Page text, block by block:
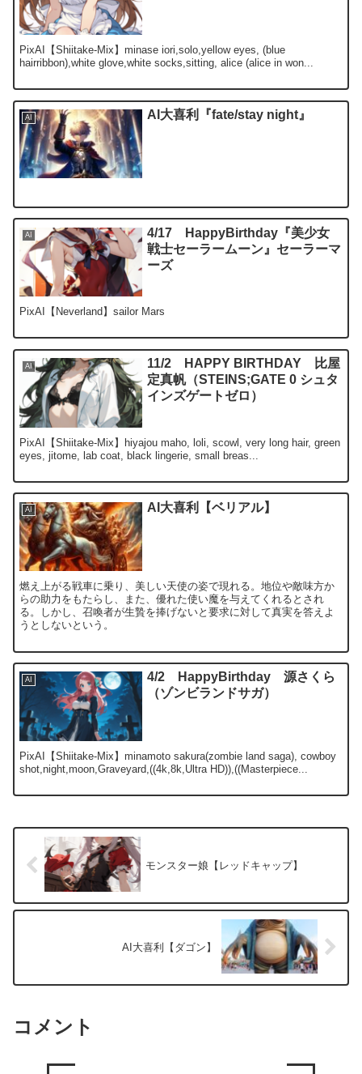
PixAI【Shiitake-Mix】minase iori,solo,yellow eyes, (blue
hairribbon),white glove,white socks,sitting, alice (alice in won...
AI AI大喜利『fate/stay night』
AI
4/17 HappyBirthday『美少女
戦士セーラームーン』セーラーマ
ーズ
PixAI【Neverland】sailor Mars
AI
11/2 HAPPY BIRTHDAY 比屋
定真帆（STEINS;GATE 0 シュタ
インズゲートゼロ）
PixAI【Shiitake-Mix】hiyajou maho, loli, scowl, very long hair, green
eyes, jitome, lab coat, black lingerie, small breas...
AI AI大喜利【ベリアル】
燃え上がる戦車に乗り、美しい天使の姿で現れる。地位や敵味方か
らの助力をもたらし、また、優れた使い魔を与えてくれるとされ
る。しかし、召喚者が生贄を捧げないと要求に対して真実を答えよ
うとしないという。
AI
4/2 HappyBirthday 源さくら
（ゾンビランドサガ）
PixAI【Shiitake-Mix】minamoto sakura(zombie land saga), cowboy
shot,night,moon,Graveyard,((4k,8k,Ultra HD)),((Masterpiece...
モンスター娘【レッドキャップ】
AI大喜利【ダゴン】
コメント